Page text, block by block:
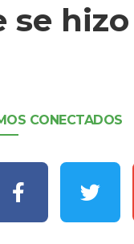
se hizo
CONECTADOS